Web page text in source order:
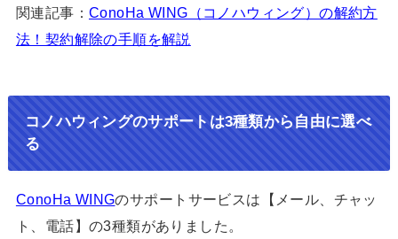
関連記事： ConoHa WING（コノハウィング）の解約方
法！契約解除の手順を解説
コノハウィングのサポートは3種類から自由に選べ
る
ConoHa WINGのサポートサービスは【メール、チャッ
ト、電話】の3種類がありました。